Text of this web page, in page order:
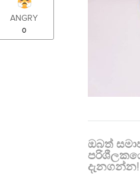
ANGRY
0
ඔබත්